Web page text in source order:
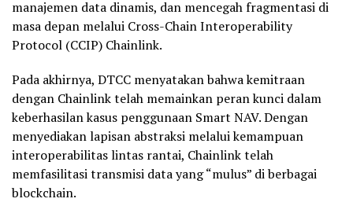
manajemen data dinamis, dan mencegah fragmentasi di
masa depan melalui Cross-Chain Interoperability
Protocol (CCIP) Chainlink.
Pada akhirnya, DTCC menyatakan bahwa kemitraan
dengan Chainlink telah memainkan peran kunci dalam
keberhasilan kasus penggunaan Smart NAV. Dengan
menyediakan lapisan abstraksi melalui kemampuan
interoperabilitas lintas rantai, Chainlink telah
memfasilitasi transmisi data yang “mulus” di berbagai
blockchain.